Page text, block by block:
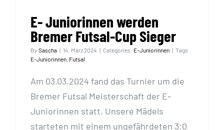
E- Juniorinnen werden
Bremer Futsal-Cup Sieger
By Sascha | 14. März 2024 | Categories: E-Juniorinnen | Tags:
E-Juniorinnen, Futsal
Am 03.03.2024 fand das Turnier um die
Bremer Futsal Meisterschaft der E-
Juniorinnen statt. Unsere Mädels
starteten mit einem ungefährdeten 3:0